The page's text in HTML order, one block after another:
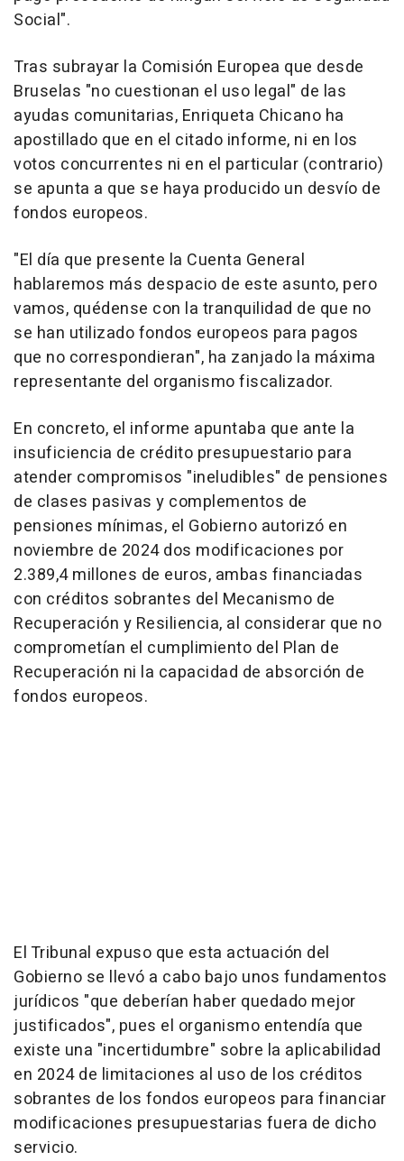
Social".
Tras subrayar la Comisión Europea que desde
Bruselas "no cuestionan el uso legal" de las
ayudas comunitarias, Enriqueta Chicano ha
apostillado que en el citado informe, ni en los
votos concurrentes ni en el particular (contrario)
se apunta a que se haya producido un desvío de
fondos europeos.
"El día que presente la Cuenta General
hablaremos más despacio de este asunto, pero
vamos, quédense con la tranquilidad de que no
se han utilizado fondos europeos para pagos
que no correspondieran", ha zanjado la máxima
representante del organismo fiscalizador.
En concreto, el informe apuntaba que ante la
insuficiencia de crédito presupuestario para
atender compromisos "ineludibles" de pensiones
de clases pasivas y complementos de
pensiones mínimas, el Gobierno autorizó en
noviembre de 2024 dos modificaciones por
2.389,4 millones de euros, ambas financiadas
con créditos sobrantes del Mecanismo de
Recuperación y Resiliencia, al considerar que no
comprometían el cumplimiento del Plan de
Recuperación ni la capacidad de absorción de
fondos europeos.
El Tribunal expuso que esta actuación del
Gobierno se llevó a cabo bajo unos fundamentos
jurídicos "que deberían haber quedado mejor
justificados", pues el organismo entendía que
existe una "incertidumbre" sobre la aplicabilidad
en 2024 de limitaciones al uso de los créditos
sobrantes de los fondos europeos para financiar
modificaciones presupuestarias fuera de dicho
servicio.